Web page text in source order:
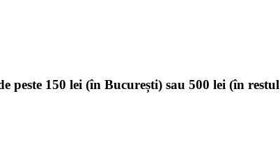
peste 150 lei (în București) sau 500 lei (în